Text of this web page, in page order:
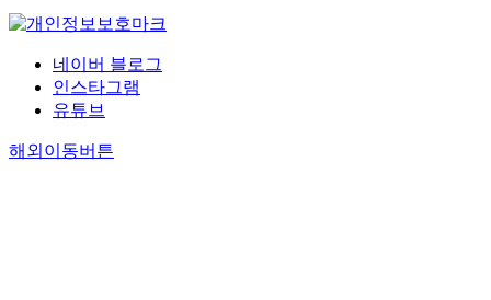
네이버 블로그
인스타그램
유튜브
해외이동버튼